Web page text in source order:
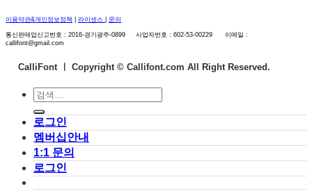
이용약관&개인정보정책 라이센스 문의
통신판매업신고번호 : 2016-경기광주-0899 사업자번호 : 602-53-00229 이메일 :
callifont@gmail.com
CalliFont ㅣ Copyright © Callifont.com All Right Reserved.
검
색:
로그인
멤버십안내
1:1 문의
로그인